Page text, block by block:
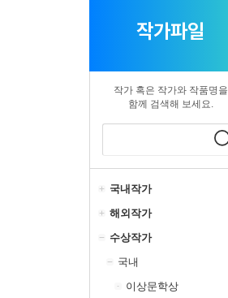
작가파일
작가 혹은 작가와 작품명을
함께 검색해 보세요.
국내작가
해외작가
수상작가
국내
이상문학상